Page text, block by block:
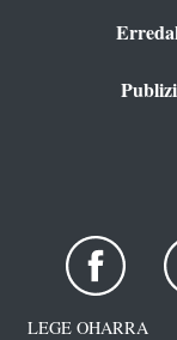
LEGE OHARRA